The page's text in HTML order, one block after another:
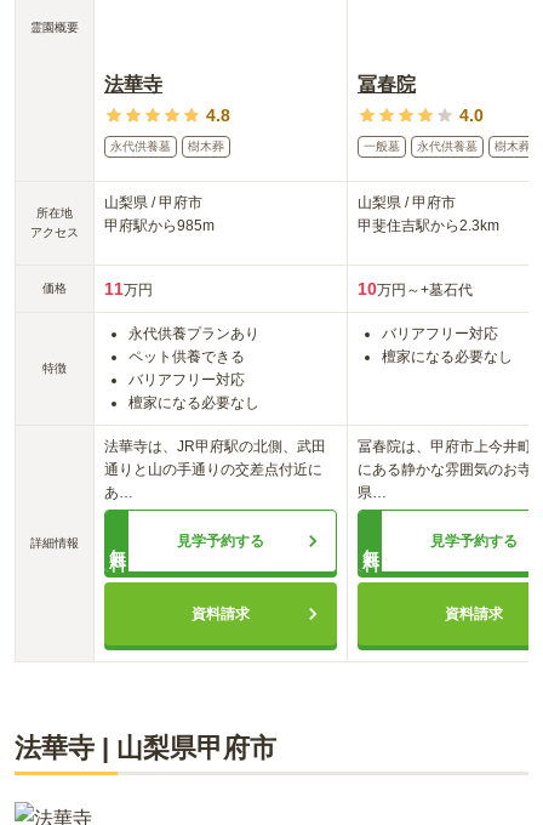
霊園概要
所在地
アクセス
価格
特徴
詳細情報
法華寺
4.8
永代供養墓 樹木葬
山梨県 /甲府市
甲府駅から985m
11万円
永代供養プランあり
ペット供養できる
バリアフリー対応
檀家になる必要なし
法華寺は、JR甲府駅の北側、武田
通りと山の手通りの交差点付近に
あ
見学予約する
資料請求
冨春院
4.0
一般墓 永代供養墓 樹木葬
山梨県 /甲府市
甲斐住吉駅から2.3km
10万円～+墓石代
バリアフリー対応
檀家になる必要なし
冨春院は、甲府市上今井町
にある静かな雰囲気のお寺
県
見学予約する
資料請求
法華寺 | 山梨県甲府市